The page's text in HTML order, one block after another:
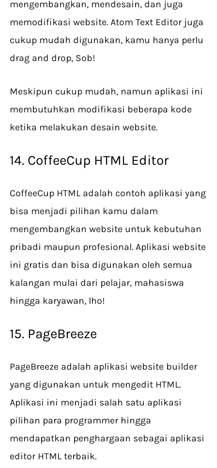
mengembangkan, mendesain, dan juga
memodifikasi website. Atom Text Editor juga
cukup mudah digunakan, kamu hanya perlu
drag and drop, Sob!
Meskipun cukup mudah, namun aplikasi ini
membutuhkan modifikasi beberapa kode
ketika melakukan desain website.
14. CoffeeCup HTML Editor
CoffeeCup HTML adalah contoh aplikasi yang
bisa menjadi pilihan kamu dalam
mengembangkan website untuk kebutuhan
pribadi maupun profesional. Aplikasi website
ini gratis dan bisa digunakan oleh semua
kalangan mulai dari pelajar, mahasiswa
hingga karyawan, lho!
15. PageBreeze
PageBreeze adalah aplikasi website builder
yang digunakan untuk mengedit HTML.
Aplikasi ini menjadi salah satu aplikasi
pilihan para programmer hingga
mendapatkan penghargaan sebagai aplikasi
editor HTML terbaik.